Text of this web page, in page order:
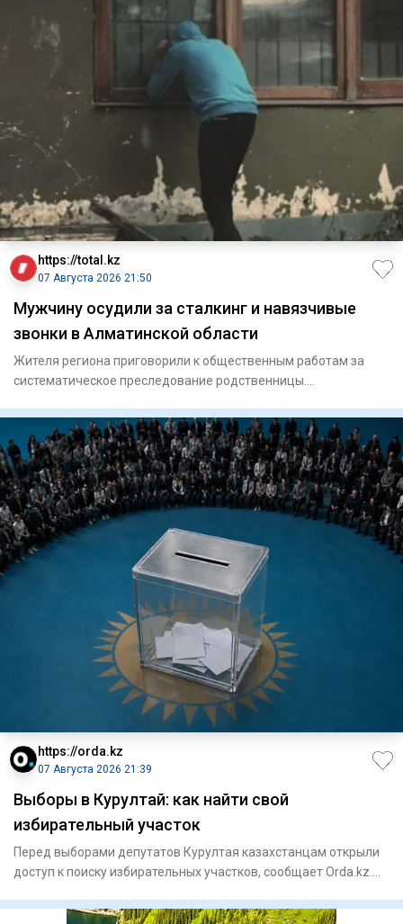
https://total.kz
07 Августа 2026 21:50
Мужчину осудили за сталкинг и навязчивые
звонки в Алматинской области
Жителя региона приговорили к общественным работам за
систематическое преследование родственницы.
https://orda.kz
07 Августа 2026 21:39
Выборы в Курултай: как найти свой
избирательный участок
Перед выборами депутатов Курултая казахстанцам открыли
доступ к поиску избирательных участков, сообщает Orda.kz.